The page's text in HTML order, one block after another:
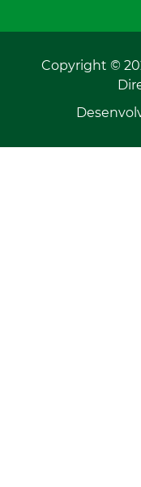
Copyright ©